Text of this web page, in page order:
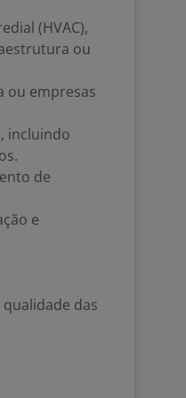
(HVAC),
ou
ou empresas
incluindo
de
e
das